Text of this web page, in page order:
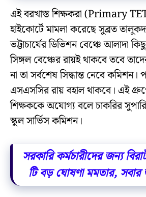
এই বরখাস্ত শিক্ষকরা (Primary
হাইকোর্টে মামলা করেছে সুব্রত
ভট্টাচার্যের ডিভিশন বেঞ্চে আলাদা
সিঙ্গল বেঞ্চের রায়ই থাকবে তবে
না তা সর্বশেষ সিদ্ধান্ত নেবে
এসএসসির রায় বহাল থাকবে। এই
শিক্ষককে অযোগ্য বলে চাকরির
স্কুল সার্ভিস কমিশন।
সরকারি কর্মচারীদের জন্য
টি বড় ঘোষণা মমতার,